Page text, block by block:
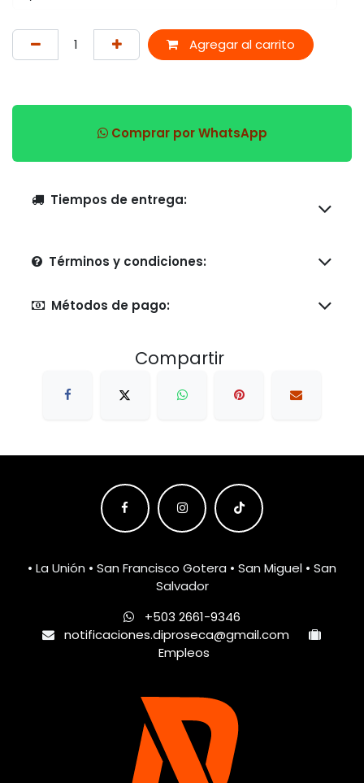
Agregar al carrito
Comprar por WhatsApp
Tiempos de entrega:
Términos y condiciones:
Métodos de pago:
Compartir
• La Unión • San Francisco Gotera • San Miguel • San
Salvador
+503 2661-9346
notificaciones.diproseca@gmail.com
Empleos